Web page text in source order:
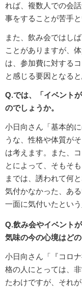
れば、複数人での会
事をすることが苦手
また、飲み会ではし
ことがありますが、
は、参加費に対する
と感じる要因となると
Q.では、「イベント
のでしょうか。
小日向さん「基本的
うな、性格や体質が
は考えます。また、
とによって、そもそ
までは、誘われて何
気付かなかった、あ
一面に気付いたとい
Q.飲み会やイベント
気味の今の心境はど
小日向さん「『コロ
格の人にとっては、
たわけですが、それ